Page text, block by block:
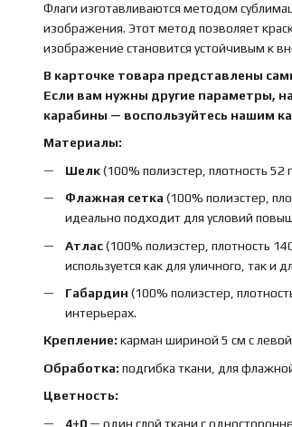
Флаги изготавливаются методом
изображения. Этот метод позволяет
изображение становится устойчивым к
В карточке товара представлены
Если вам нужны другие параметры,
карабины — воспользуйтесь нашим
Материалы:
Шелк(100% полиэстер, плотность 52
Флажная сетка (100% полиэстер,
идеально подходит для условий
Атлас(100% полиэстер, плотность
используется как для уличного, так и
Габардин (100% полиэстер,
интерьерах.
Крепление: карман шириной 5 см с
Обработка: подгибка ткани, для
Цветность:
4+0— один слой ткани с